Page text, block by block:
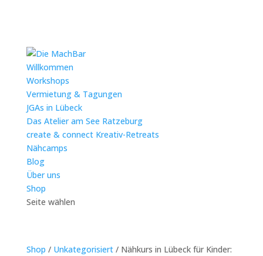
Willkommen
Workshops
Vermietung & Tagungen
JGAs in Lübeck
Das Atelier am See Ratzeburg
create & connect Kreativ-Retreats
Nähcamps
Blog
Über uns
Shop
Seite wählen
Shop / Unkategorisiert/ Nähkurs in Lübeck für Kinder: